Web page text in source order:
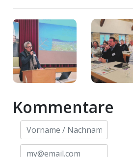
Kommentare